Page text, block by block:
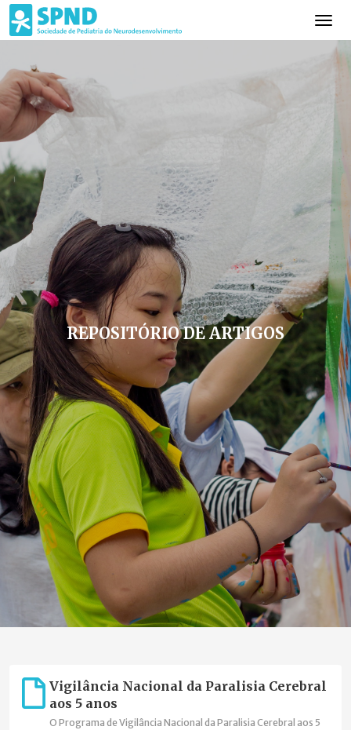
REPOSITÓRIO DE ARTIGOS
Vigilância Nacional da Paralisia Cerebral
aos 5 anos
O Programa de Vigilância Nacional da Paralisia Cerebral aos 5